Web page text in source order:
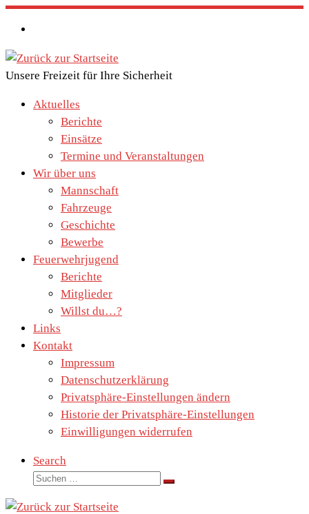
Zum
Inhalt
springen
Unsere Freizeit für Ihre Sicherheit
Aktuelles
Berichte
Einsätze
Termine und Veranstaltungen
Wir über uns
Mannschaft
Fahrzeuge
Geschichte
Bewerbe
Feuerwehrjugend
Berichte
Mitglieder
Willst du…?
Links
Kontakt
Impressum
Datenschutzerklärung
Privatsphäre-Einstellungen ändern
Historie der Privatsphäre-Einstellungen
Einwilligungen widerrufen
Search
Suche
Suchen …